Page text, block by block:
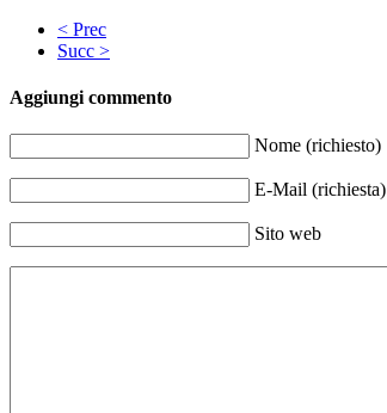
< Prec
Succ >
Aggiungi commento
Nome (richiesto)
E-Mail (richiesta)
Sito web